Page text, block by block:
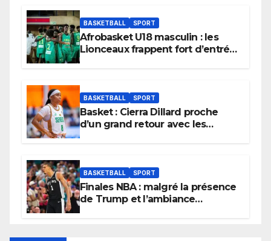
BASKETBALL SPORT
Afrobasket U18 masculin : les
Lionceaux frappent fort d’entrée
BASKETBALL SPORT
Basket : Cierra Dillard proche
d’un grand retour avec les
BASKETBALL SPORT
Finales NBA : malgré la présence
de Trump et l’ambiance